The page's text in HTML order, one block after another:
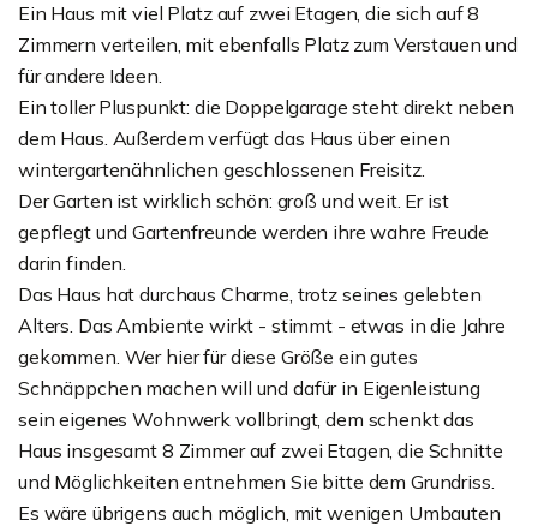
Ein Haus mit viel Platz auf zwei Etagen, die sich auf 8
Zimmern verteilen, mit ebenfalls Platz zum Verstauen und
für andere Ideen.
Ein toller Pluspunkt: die Doppelgarage steht direkt neben
dem Haus. Außerdem verfügt das Haus über einen
wintergartenähnlichen geschlossenen Freisitz.
Der Garten ist wirklich schön: groß und weit. Er ist
gepflegt und Gartenfreunde werden ihre wahre Freude
darin finden.
Das Haus hat durchaus Charme, trotz seines gelebten
Alters. Das Ambiente wirkt - stimmt - etwas in die Jahre
gekommen. Wer hier für diese Größe ein gutes
Schnäppchen machen will und dafür in Eigenleistung
sein eigenes Wohnwerk vollbringt, dem schenkt das
Haus insgesamt 8 Zimmer auf zwei Etagen, die Schnitte
und Möglichkeiten entnehmen Sie bitte dem Grundriss.
Es wäre übrigens auch möglich, mit wenigen Umbauten